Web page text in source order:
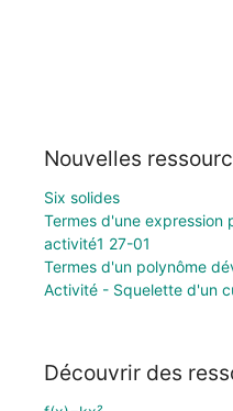
Nouvelles
Six solides
Termes d'une expression
activité1 27-01
Termes d'un polynôme
Activité - Squelette d'un
Découvrir des